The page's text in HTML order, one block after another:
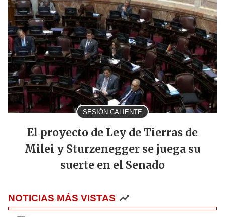
SESIÓN CALIENTE
El proyecto de Ley de Tierras de
Milei y Sturzenegger se juega su
suerte en el Senado
NOTICIAS MÁS VISTAS